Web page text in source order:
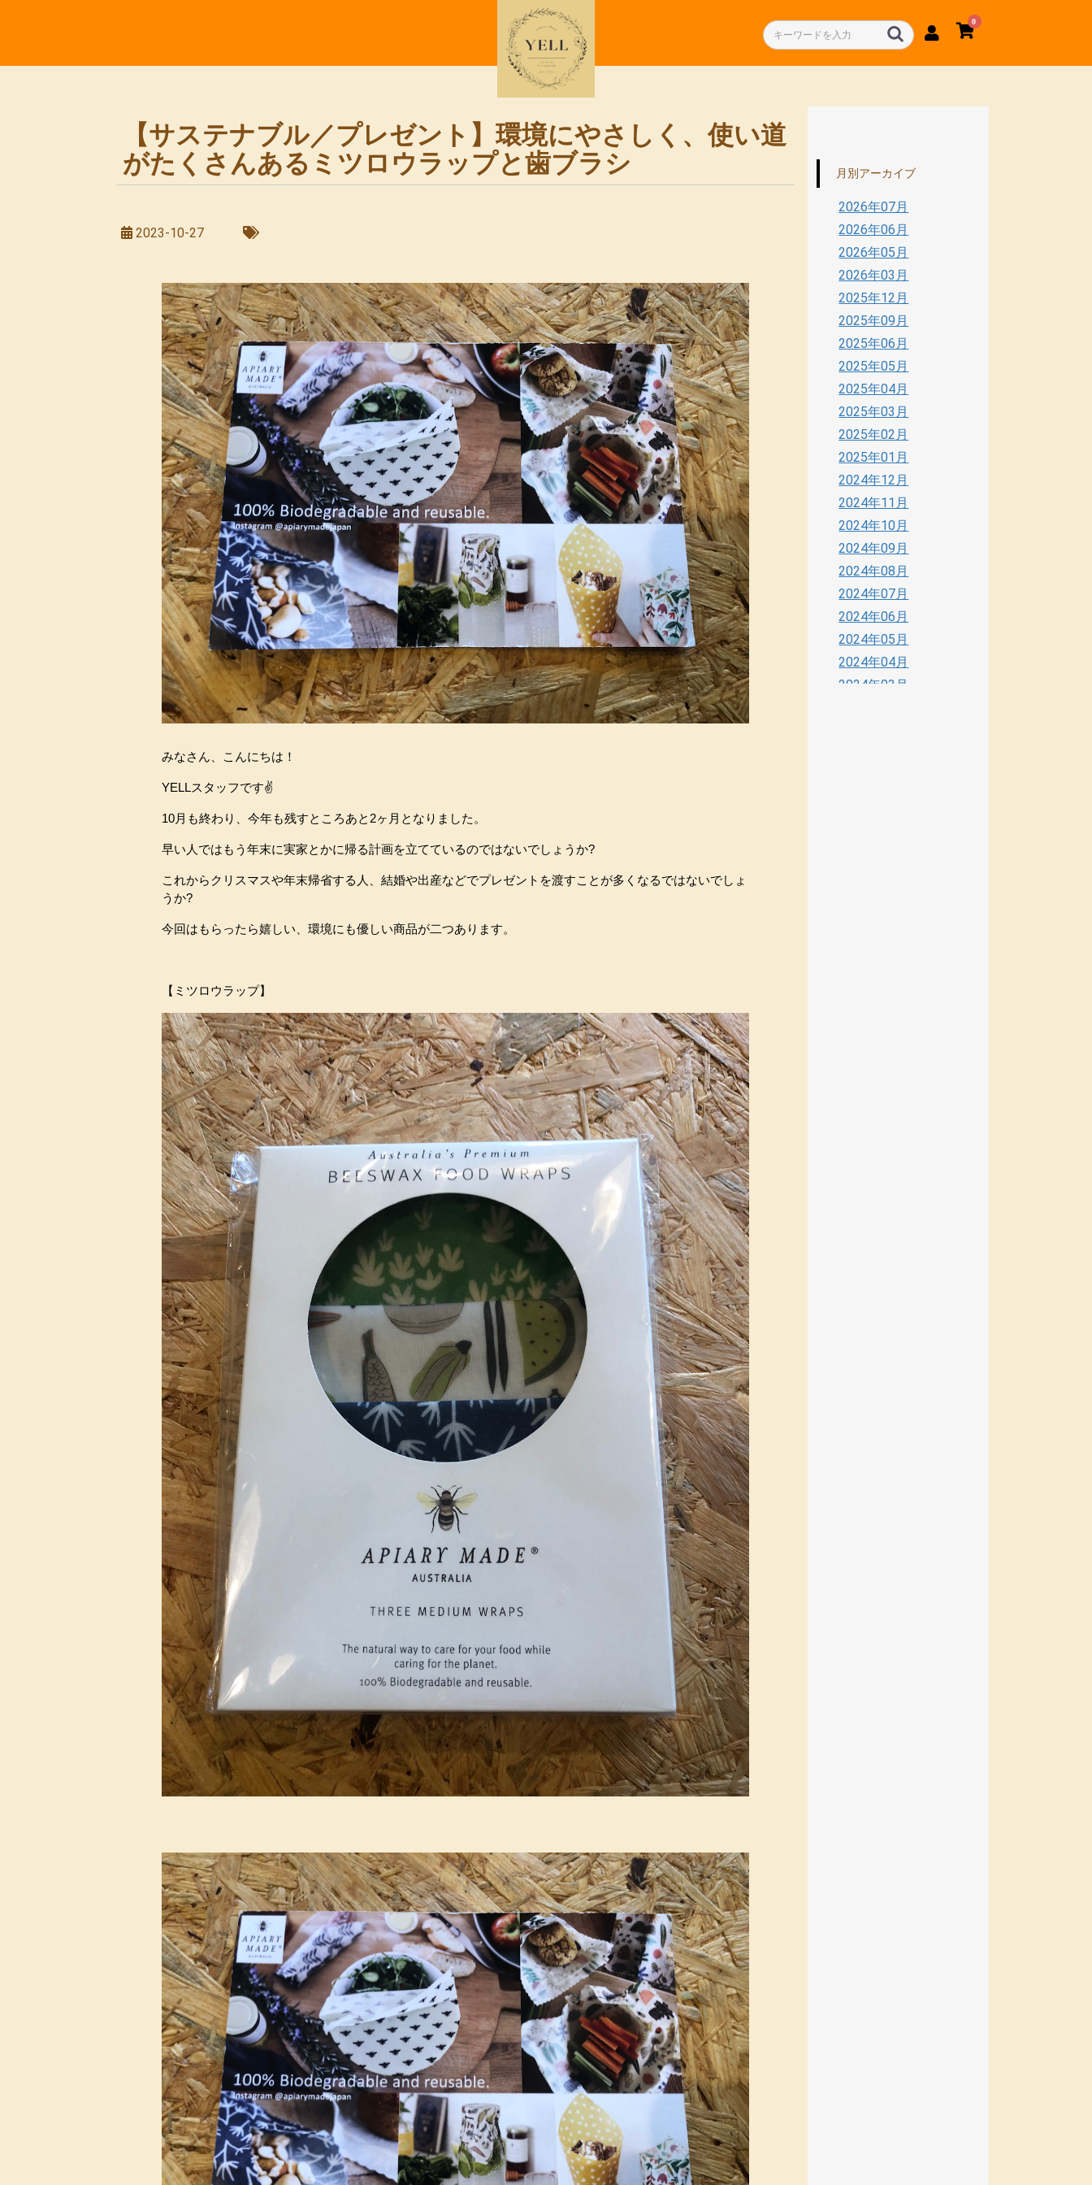
0
【サステナブル／プレゼント】環境にやさしく、使い道
がたくさんあるミツロウラップと歯ブラシ
2023-10-27
みなさん、こんにちは！
YELLスタッフです✌️
10月も終わり、今年も残すところあと2ヶ月となりました。
早い人ではもう年末に実家とかに帰る計画を立てているのではないでしょうか?
これからクリスマスや年末帰省する人、結婚や出産などでプレゼントを渡すことが多くなるではないでしょ
うか?
今回はもらったら嬉しい、環境にも優しい商品が二つあります。
【ミツロウラップ】
月別アーカイブ
2026年07月
2026年06月
2026年05月
2026年03月
2025年12月
2025年09月
2025年06月
2025年05月
2025年04月
2025年03月
2025年02月
2025年01月
2024年12月
2024年11月
2024年10月
2024年09月
2024年08月
2024年07月
2024年06月
2024年05月
2024年04月
2024年03月